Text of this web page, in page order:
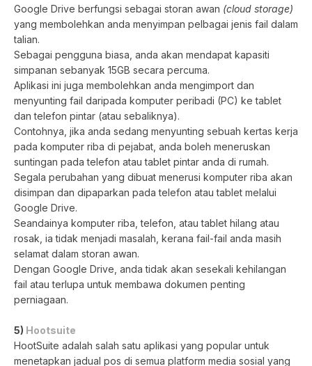
Google Drive berfungsi sebagai storan awan (cloud storage)
yang membolehkan anda menyimpan pelbagai jenis fail dalam
talian.
Sebagai pengguna biasa, anda akan mendapat kapasiti
simpanan sebanyak 15GB secara percuma.
Aplikasi ini juga membolehkan anda mengimport dan
menyunting fail daripada komputer peribadi (PC) ke tablet
dan telefon pintar (atau sebaliknya).
Contohnya, jika anda sedang menyunting sebuah kertas kerja
pada komputer riba di pejabat, anda boleh meneruskan
suntingan pada telefon atau tablet pintar anda di rumah.
Segala perubahan yang dibuat menerusi komputer riba akan
disimpan dan dipaparkan pada telefon atau tablet melalui
Google Drive.
Seandainya komputer riba, telefon, atau tablet hilang atau
rosak, ia tidak menjadi masalah, kerana fail-fail anda masih
selamat dalam storan awan.
Dengan Google Drive, anda tidak akan sesekali kehilangan
fail atau terlupa untuk membawa dokumen penting
perniagaan.
5) Hootsuite
HootSuite adalah salah satu aplikasi yang popular untuk
menetapkan jadual pos di semua platform media sosial yang